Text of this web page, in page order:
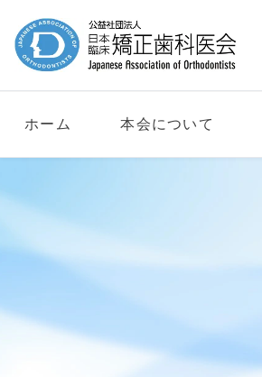
ホーム 本会について